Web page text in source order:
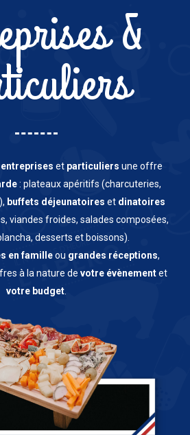
&
entreprises et particuliers une offre
: plateaux apéritifs (charcuteries,
buffets déjeunatoires et dinatoires
viandes froides, salades composées,
desserts et boissons).
en familleou grandes réceptions,
à la nature de votre évènementet
votre budget